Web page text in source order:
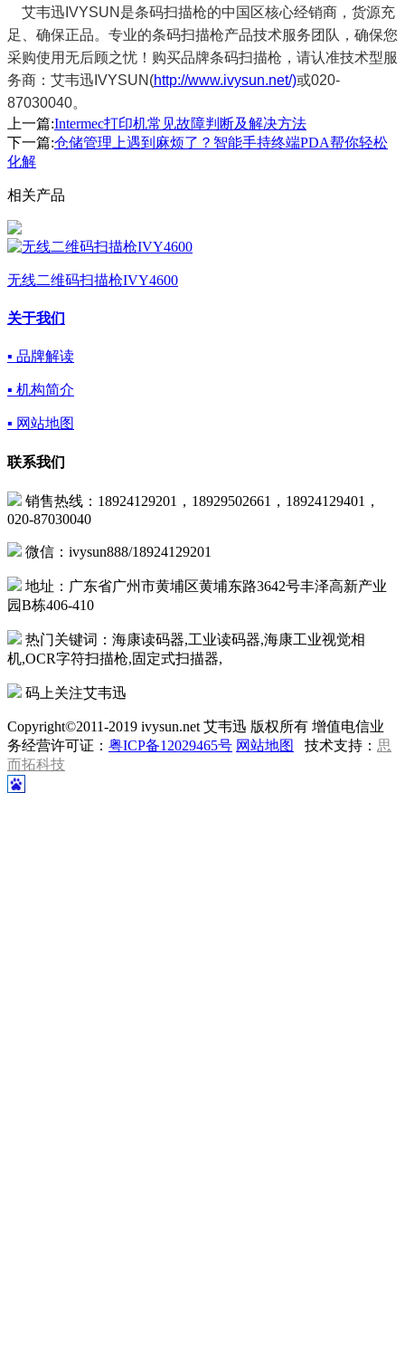
艾韦迅IVYSUN是条码扫描枪的中国区核心经销商，货源充
足、确保正品。专业的条码扫描枪产品技术服务团队，确保您
采购使用无后顾之忧！购买品牌条码扫描枪，请认准技术型服
务商：艾韦迅IVYSUN(http://www.ivysun.net/)或020-
87030040。
上一篇:Intermec打印机常见故障判断及解决方法
下一篇:仓储管理上遇到麻烦了？智能手持终端PDA帮你轻松
化解
相关产品
无线二维码扫描枪IVY4600
关于我们
▪ 品牌解读
▪ 机构简介
▪ 网站地图
联系我们
销售热线：18924129201，18929502661，18924129401，
020-87030040
微信：ivysun888/18924129201
地址：广东省广州市黄埔区黄埔东路3642号丰泽高新产业
园B栋406-410
热门关键词：海康读码器,工业读码器,海康工业视觉相
机,OCR字符扫描枪,固定式扫描器,
码上关注艾韦迅
Copyright©2011-2019 ivysun.net 艾韦迅 版权所有 增值电信业
务经营许可证： 粤ICP备12029465号 网站地图 技术支持： 思
而拓科技